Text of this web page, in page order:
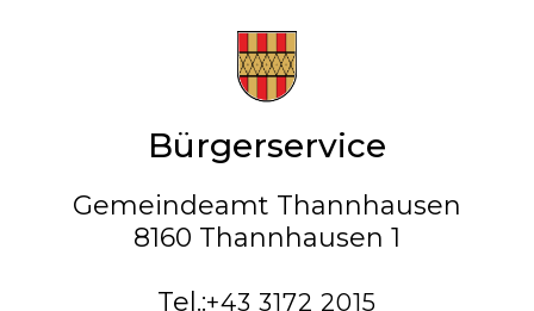
Bürgerservice
Gemeindeamt Thannhausen
8160 Thannhausen 1
Tel.:+43 3172 2015